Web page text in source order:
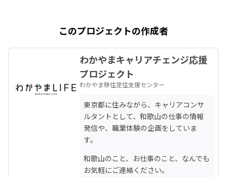
このプロジェクトの作成者
わかやまキャリアチェンジ応援
プロジェクト
わかやま移住定住支援センター
東京都に住みながら、キャリアコンサ
ルタントとして、和歌山の仕事の情報
発信や、職業体験の企画をしていま
す。
和歌山のこと、お仕事のこと、なんでも
お気軽にご連絡ください。